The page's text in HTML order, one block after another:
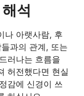
석
나 아랫사람, 후
과의 관계, 또는
러나는 흐름을
허전했다면 현실
감에 신경이 쓰